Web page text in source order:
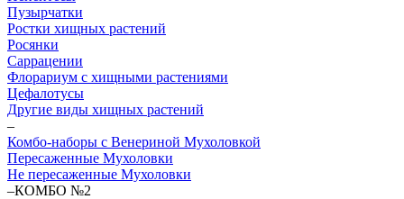
Пузырчатки
Ростки хищных растений
Росянки
Саррацении
Флорариум с хищными растениями
Цефалотусы
Другие виды хищных растений
–
Комбо-наборы с Венериной Мухоловкой
Пересаженные Мухоловки
Не пересаженные Мухоловки
–КОМБО №2